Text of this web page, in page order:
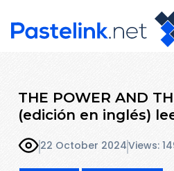
THE POWER AND
(edición en inglés)
22 October 2024Views: